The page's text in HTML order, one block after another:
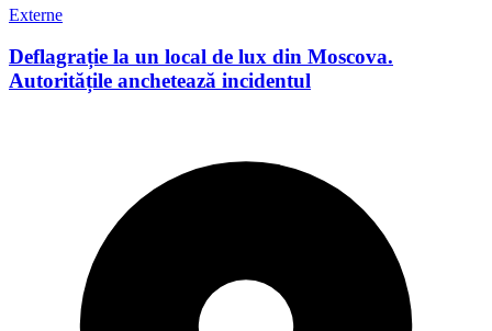
Externe
Deflagrație la un local de lux din Moscova.
Autoritățile anchetează incidentul